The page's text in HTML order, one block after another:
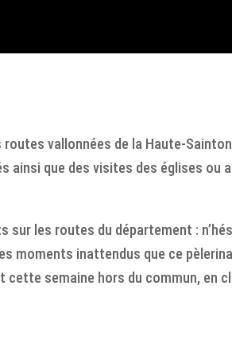
vallonnées de la Haute-
ainsi que des visites des églises ou
les routes du département :
moments inattendus que ce
semaine hors du commun, en